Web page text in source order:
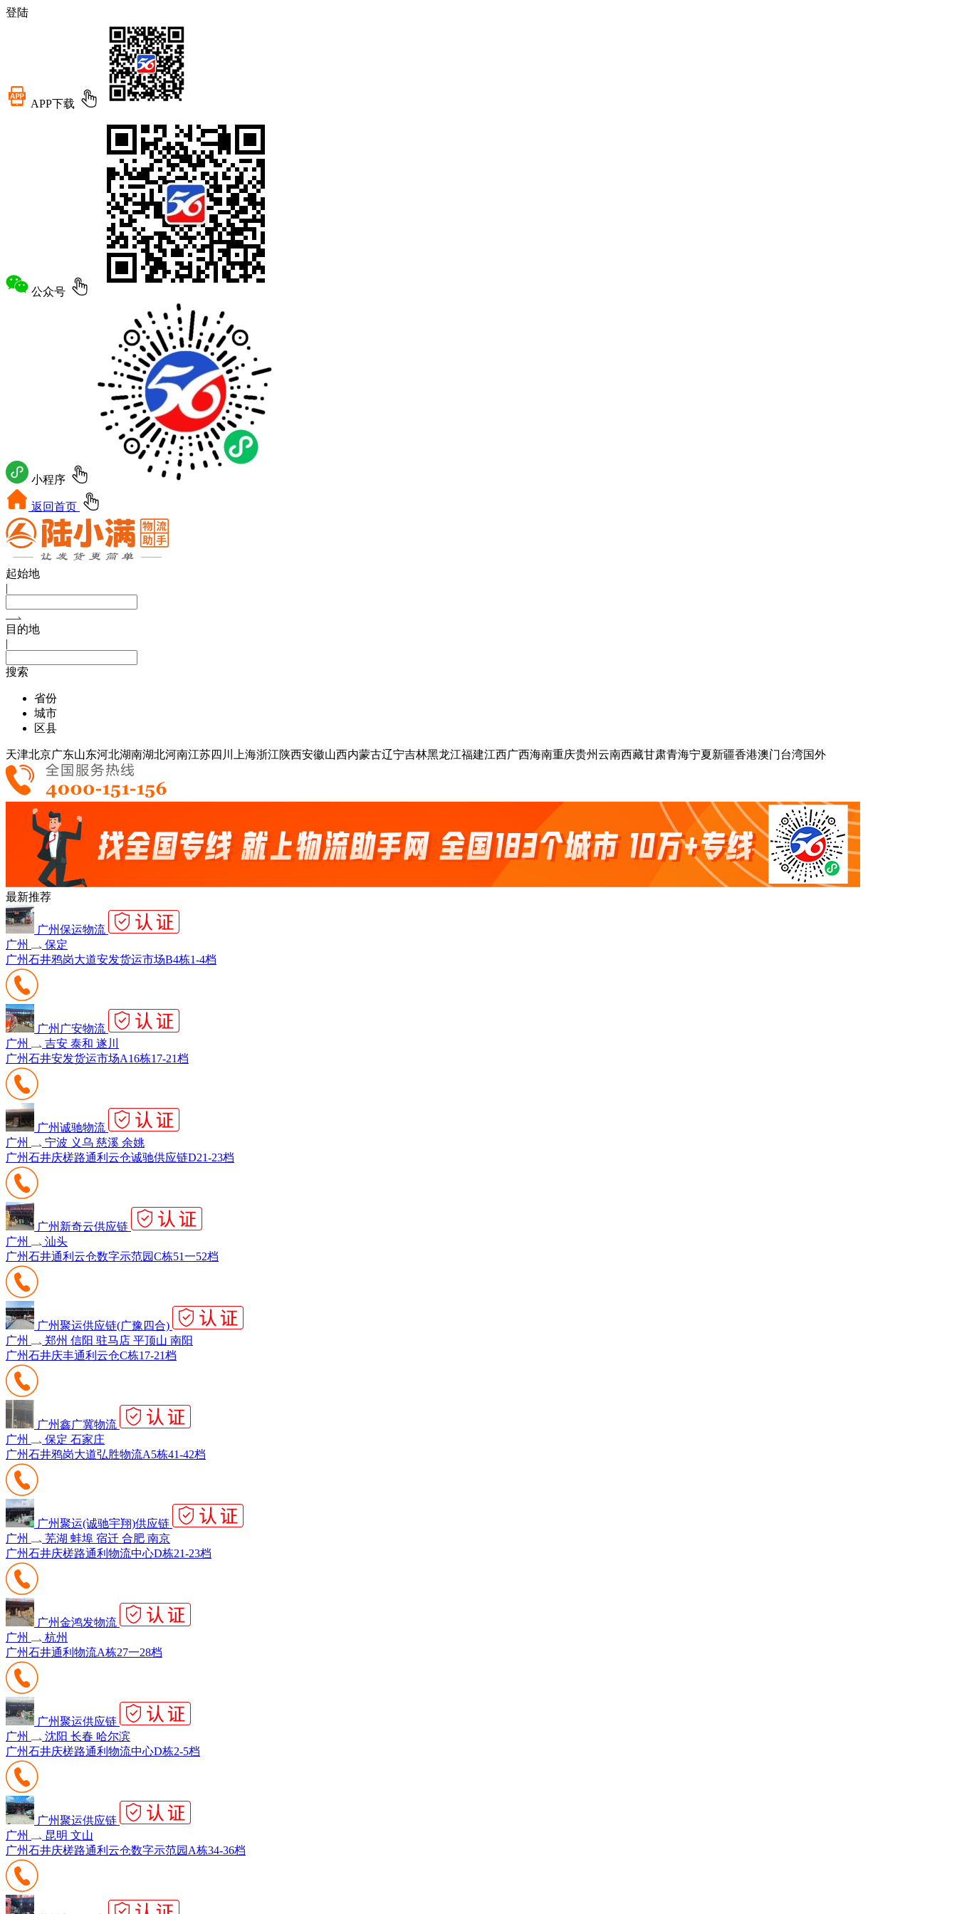
登陆
APP下载
公众号
小程序
返回首页
起始地
|
目的地
|
搜索
省份
城市
区县
天津北京广东山东河北湖南湖北河南江苏四川 上海浙江陕西安徽山西内蒙古辽宁吉林黑龙江福建江西广西海南重庆贵州云南西藏甘肃青海宁夏新疆香港澳门台湾国外
最新推荐
广州保运物流
广州
保定
广州石井鸦岗大道安发货运市场B4栋1-4档
广州广安物流
广州
吉安 泰和 遂川
广州石井安发货运市场A16栋17-21档
广州诚驰物流
广州
宁波 义乌 慈溪 余姚
广州石井庆槎路通利云仓诚驰供应链D21-23档
广州新奇云供应链
广州
汕头
广州石井通利云仓数字示范园C栋51一52档
广州聚运供应链(广豫四合)
广州
郑州 信阳 驻马店 平顶山 南阳
广州石井庆丰通利云仓C栋17-21档
广州鑫广冀物流
广州
保定 石家庄
广州石井鸦岗大道弘胜物流A5栋41-42档
广州聚运(诚驰宇翔)供应链
广州
芜湖 蚌埠 宿迁 合肥 南京
广州石井庆槎路通利物流中心D栋21-23档
广州金鸿发物流
广州
杭州
广州石井通利物流A栋27一28档
广州聚运供应链
广州
沈阳 长春 哈尔滨
广州石井庆槎路通利物流中心D栋2-5档
广州聚运供应链
广州
昆明 文山
广州石井庆槎路通利云仓数字示范园A栋34-36档